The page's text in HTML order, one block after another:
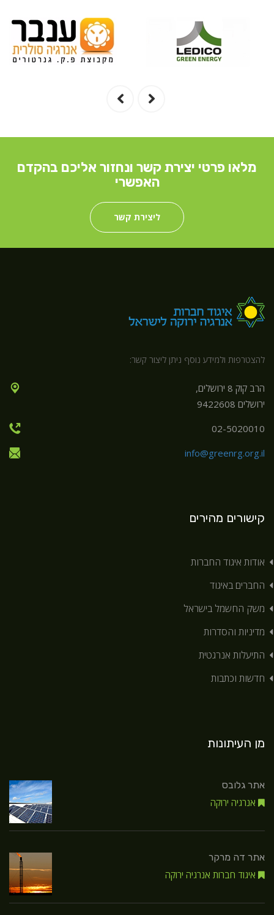
מלאו פרטי יצירת קשר ונחזור אליכם בהקדם
האפשרי
ליצירת קשר
להצטרפות ולמידע נוסף ניתן ליצור קשר:
הרב קוק 8 ירושלים,
ירושלים 9422608
02-5020010
info@greenrg.org.il
קישורים מהירים
אודות איגוד החברות
החברים באיגוד
משק החשמל בישראל
מדיניות והסדרות
התיעלות אנרגטית
חדשות וכתבות
מן העיתונות
אתר גלובס
אנרגיה ירוקה
אתר דה מרקר
איגוד חברות אנרגיה ירוקה